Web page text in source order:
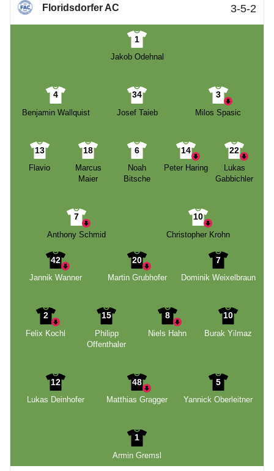
Floridsdorfer AC 3-5-2
1
Jakob Odehnal
4
Benjamin Wallquist
34
Josef Taieb
3
Milos Spasic
13
Flavio
18
Marcus
Maier
6
Noah
Bitsche
14
Peter Haring
22
Lukas
Gabbichler
7
Anthony Schmid
10
Christopher Krohn
42
Jannik Wanner
20
Martin Grubhofer
7
Dominik Weixelbraun
2
Felix Kochl
15
Philipp
Offenthaler
8
Niels Hahn
10
Burak Yilmaz
12
Lukas Deinhofer
48
Matthias Gragger
5
Yannick Oberleitner
1
Armin Gremsl